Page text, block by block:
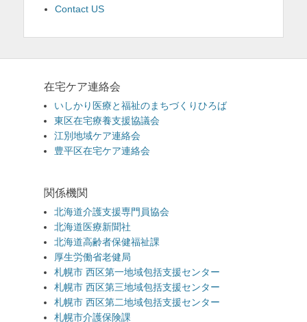
Contact US
在宅ケア連絡会
いしかり医療と福祉のまちづくりひろば
東区在宅療養支援協議会
江別地域ケア連絡会
豊平区在宅ケア連絡会
関係機関
北海道介護支援専門員協会
北海道医療新聞社
北海道高齢者保健福祉課
厚生労働省老健局
札幌市 西区第一地域包括支援センター
札幌市 西区第三地域包括支援センター
札幌市 西区第二地域包括支援センター
札幌市介護保険課